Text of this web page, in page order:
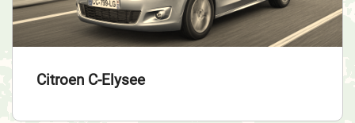
Citroen C-Elysee